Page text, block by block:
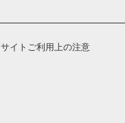
サイトご利用上の注意